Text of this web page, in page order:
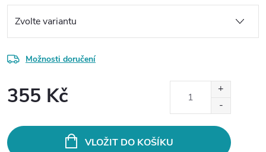
Možnosti doručení
355 Kč
VLOŽIT DO KOŠÍKU